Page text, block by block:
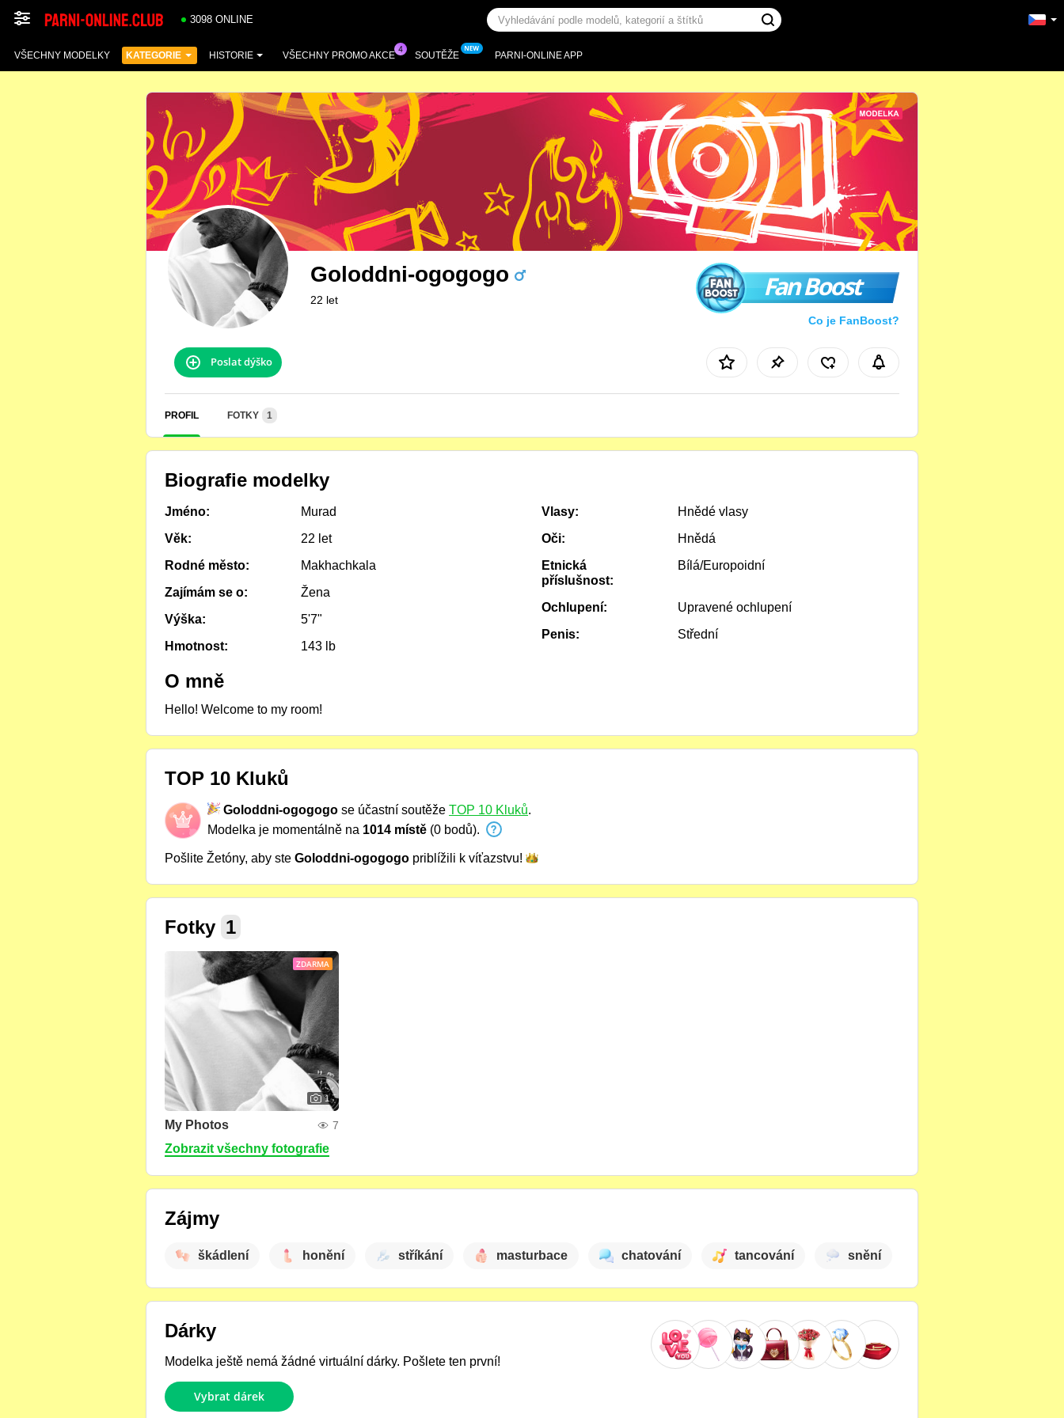
3098 ONLINE
VŠECHNY MODELKY KATEGORIE HISTORIE VŠECHNY PROMO AKCE SOUTĚŽE PARNI-ONLINE APP
Goloddni-ogogogo
22 let Fan Boost
Co je FanBoost?
Poslat dýško
PROFIL FOTKY 1
Biografie modelky
Jméno:
Murad
Věk:
22 let
Rodné město:
Makhachkala
Zajímám se o:
Žena
Výška:
5'7"
Hmotnost:
143 lb
Vlasy:
Hnědé vlasy
Oči:
Hnědá
Etnická
příslušnost:
Bílá/Europoidní
Ochlupení:
Upravené ochlupení
Penis:
Střední
O mně
Hello! Welcome to my room!
TOP 10 Kluků
Goloddni-ogogogo se účastní soutěže TOP 10 Kluků.
Modelka je momentálně na 1014 místě (0 bodů).
Pošlite Žetóny, aby ste Goloddni-ogogogo priblížili k víťazstvu!
Fotky 1
ZDARMA
1
My Photos 7
Zobrazit všechny fotografie
Zájmy
škádlení honění stříkání masturbace chatování tancování snění
Dárky
Modelka ještě nemá žádné virtuální dárky. Pošlete ten první!
Vybrat dárek